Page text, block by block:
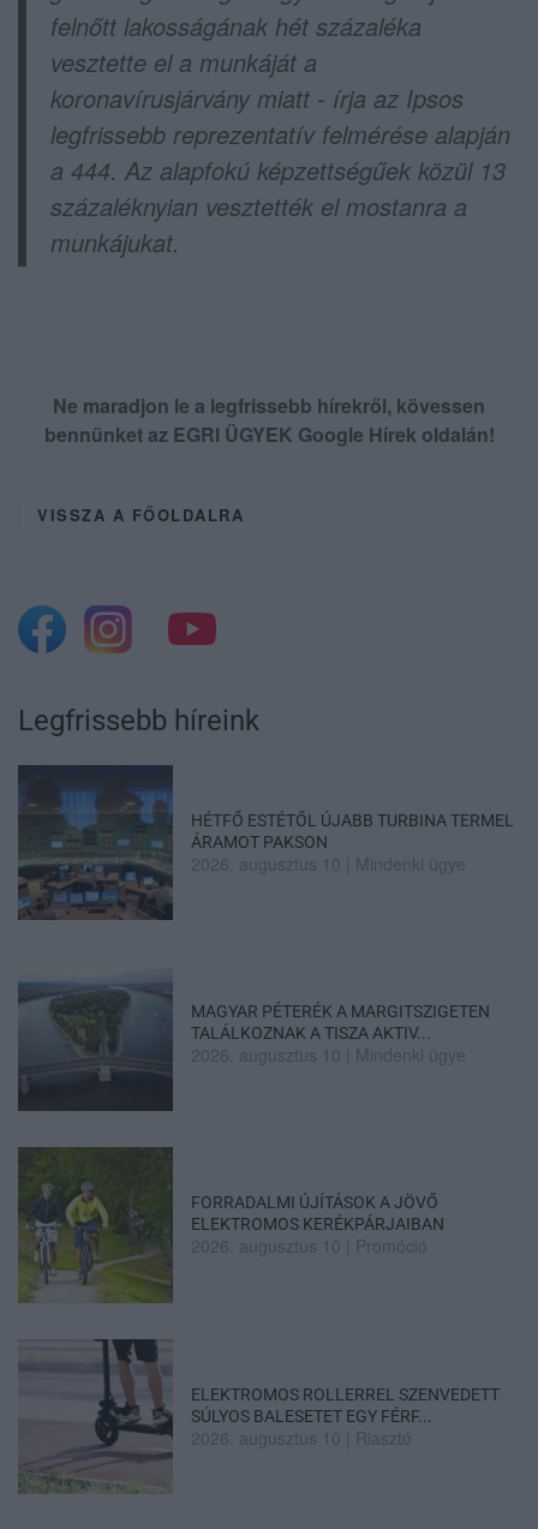
felnőtt lakosságának hét százaléka
vesztette el a munkáját a
koronavírusjárvány miatt - írja az Ipsos
legfrissebb reprezentatív felmérése alapján
a 444. Az alapfokú képzettségűek közül 13
százaléknyian vesztették el mostanra a
munkájukat.
Ne maradjon le a legfrissebb hírekről, kövessen
bennünket az EGRI ÜGYEK Google Hírek oldalán!
VISSZA A FŐOLDALRA
Legfrissebb híreink
HÉTFŐ ESTÉTŐL ÚJABB TURBINA TERMEL
ÁRAMOT PAKSON
2026. augusztus 10 Mindenki ügye
MAGYAR PÉTERÉK A MARGITSZIGETEN
TALÁLKOZNAK A TISZA AKTIV...
2026. augusztus 10 Mindenki ügye
FORRADALMI ÚJÍTÁSOK A JÖVŐ
ELEKTROMOS KERÉKPÁRJAIBAN
2026. augusztus 10 Promóció
ELEKTROMOS ROLLERREL SZENVEDETT
SÚLYOS BALESETET EGY FÉRF...
2026. augusztus 10 Riasztó